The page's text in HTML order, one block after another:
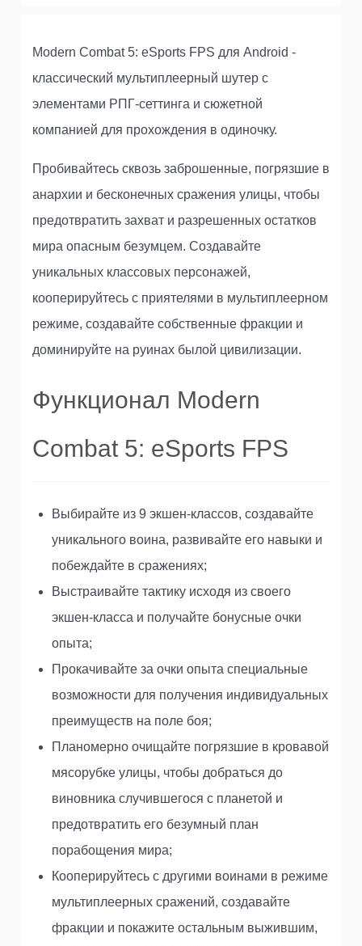
Modern Combat 5: eSports FPS для Android -
классический мультиплеерный шутер с
элементами РПГ-сеттинга и сюжетной
компанией для прохождения в одиночку.
Пробивайтесь сквозь заброшенные, погрязшие в
анархии и бесконечных сражения улицы, чтобы
предотвратить захват и разрешенных остатков
мира опасным безумцем. Создавайте
уникальных классовых персонажей,
кооперируйтесь с приятелями в мультиплеерном
режиме, создавайте собственные фракции и
доминируйте на руинах былой цивилизации.
Функционал Modern
Combat 5: eSports FPS
Выбирайте из 9 экшен-классов, создавайте
уникального воина, развивайте его навыки и
побеждайте в сражениях;
Выстраивайте тактику исходя из своего
экшен-класса и получайте бонусные очки
опыта;
Прокачивайте за очки опыта специальные
возможности для получения индивидуальных
преимуществ на поле боя;
Планомерно очищайте погрязшие в кровавой
мясорубке улицы, чтобы добраться до
виновника случившегося с планетой и
предотвратить его безумный план
порабощения мира;
Кооперируйтесь с другими воинами в режиме
мультиплеерных сражений, создавайте
фракции и покажите остальным выжившим,